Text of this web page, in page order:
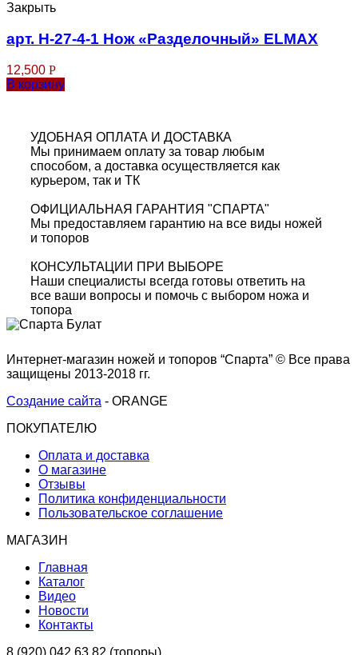
Закрыть
арт. Н-27-4-1 Нож «Разделочный» ELMAX
12,500 Р
В корзину
УДОБНАЯ ОПЛАТА И ДОСТАВКА
Мы принимаем оплату за товар любым
способом, а доставка осуществляется как
курьером, так и ТК
ОФИЦИАЛЬНАЯ ГАРАНТИЯ "СПАРТА"
Мы предоставляем гарантию на все виды ножей
и топоров
КОНСУЛЬТАЦИИ ПРИ ВЫБОРЕ
Наши специалисты всегда готовы ответить на
все ваши вопросы и помочь с выбором ножа и
топора
Интернет-магазин ножей и топоров “Спарта” © Все права
защищены 2013-2018 гг.
Создание сайта - ORANGE
ПОКУПАТЕЛЮ
Оплата и доставка
О магазине
Отзывы
Политика конфиденциальности
Пользовательское соглашение
МАГАЗИН
Главная
Каталог
Видео
Новости
Контакты
8 (920) 042 63 82 (топоры)